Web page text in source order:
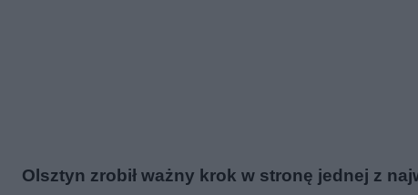
Olsztyn zrobił ważny krok w stronę jednej z